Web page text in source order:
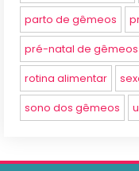
parto de gêmeos
pré-natal de gêmeos
rotina alimentar
sono dos gêmeos